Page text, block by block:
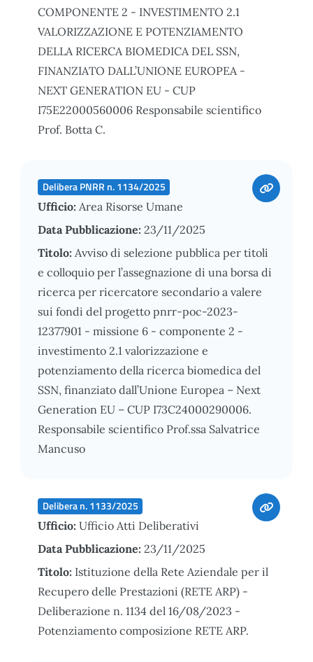
COMPONENTE 2 - INVESTIMENTO 2.1
VALORIZZAZIONE E POTENZIAMENTO
DELLA RICERCA BIOMEDICA DEL SSN,
FINANZIATO DALL’UNIONE EUROPEA -
NEXT GENERATION EU - CUP
I75E22000560006 Responsabile scientifico
Prof. Botta C.
Delibera PNRR n. 1134/2025
Ufficio: Area Risorse Umane
Data Pubblicazione: 23/11/2025
Titolo: Avviso di selezione pubblica per titoli
e colloquio per l’assegnazione di una borsa di
ricerca per ricercatore secondario a valere
sui fondi del progetto pnrr-poc-2023-
12377901 - missione 6 - componente 2 -
investimento 2.1 valorizzazione e
potenziamento della ricerca biomedica del
SSN, finanziato dall’Unione Europea – Next
Generation EU – CUP I73C24000290006.
Responsabile scientifico Prof.ssa Salvatrice
Mancuso
Delibera n. 1133/2025
Ufficio: Ufficio Atti Deliberativi
Data Pubblicazione: 23/11/2025
Titolo: Istituzione della Rete Aziendale per il
Recupero delle Prestazioni (RETE ARP) -
Deliberazione n. 1134 del 16/08/2023 -
Potenziamento composizione RETE ARP.